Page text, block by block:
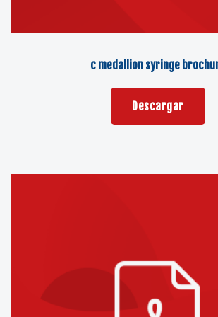
c medallion syringe
Descargar